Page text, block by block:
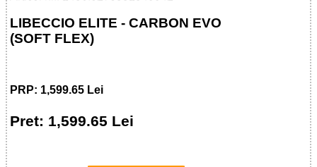
LIBECCIO ELITE - CARBON EVO
(SOFT FLEX)
PRP: 1,599.65 Lei
Pret: 1,599.65 Lei